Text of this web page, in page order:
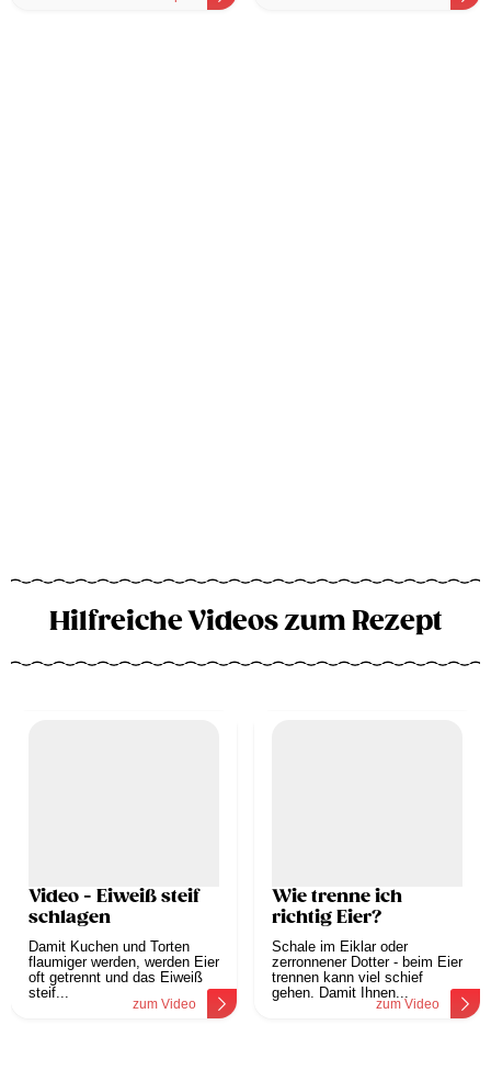
Hilfreiche Videos zum Rezept
Video - Eiweiß steif
schlagen
Damit Kuchen und Torten
flaumiger werden, werden Eier
oft getrennt und das Eiweiß
steif...
zum Video
Wie trenne ich
richtig Eier?
Schale im Eiklar oder
zerronnener Dotter - beim Eier
trennen kann viel schief
gehen. Damit Ihnen...
zum Video